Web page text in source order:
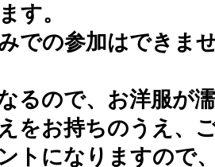
す。
での参加はできま
るので、お洋服が
をお持ちのうえ、
トになりますので